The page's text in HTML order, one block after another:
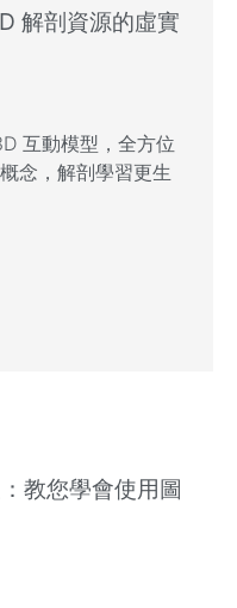
解剖資源的虛實
互動模型，全方位
念，解剖學習更生
教您學會使用圖